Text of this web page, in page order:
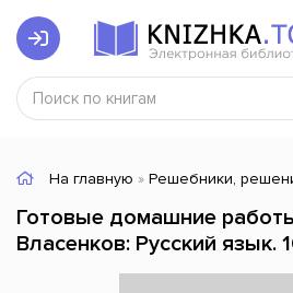
На главную » Решебники,
Готовые домашние
Власенков: Русский язык.